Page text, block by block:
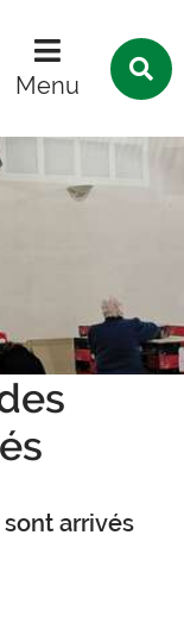
Menu
arrivés